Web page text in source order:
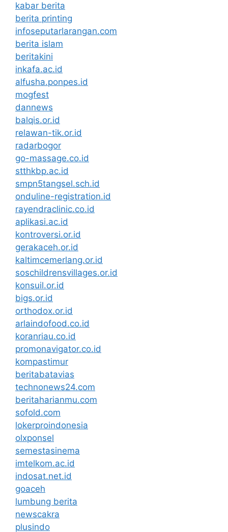
kabar berita
berita printing
infoseputarlarangan.com
berita islam
beritakini
inkafa.ac.id
alfusha.ponpes.id
mogfest
dannews
balqis.or.id
relawan-tik.or.id
radarbogor
go-massage.co.id
stthkbp.ac.id
smpn5tangsel.sch.id
onduline-registration.id
rayendraclinic.co.id
aplikasi.ac.id
kontroversi.or.id
gerakaceh.or.id
kaltimcemerlang.or.id
soschildrensvillages.or.id
konsuil.or.id
bigs.or.id
orthodox.or.id
arlaindofood.co.id
koranriau.co.id
promonavigator.co.id
kompastimur
beritabatavias
technonews24.com
beritaharianmu.com
sofold.com
lokerproindonesia
olxponsel
semestasinema
imtelkom.ac.id
indosat.net.id
goaceh
lumbung berita
newscakra
plusindo